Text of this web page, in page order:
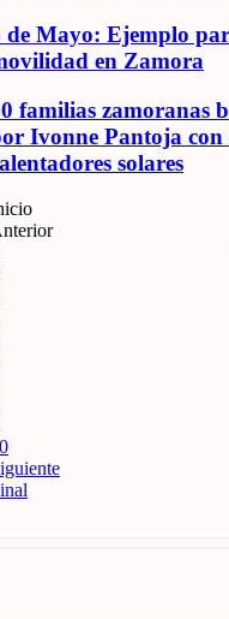
de Mayo: Ejemplo
en Zamora
familias zamoranas
Ivonne Pantoja con
solares